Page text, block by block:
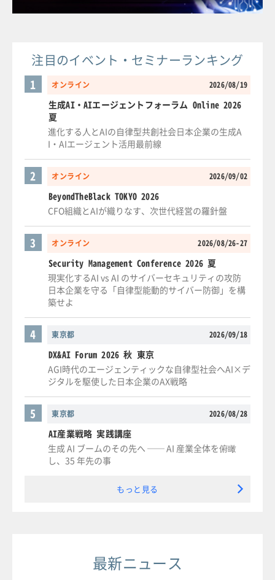
注目のイベント・セミナーランキング
オンライン 2026/08/19
1
生成AI・AIエージェントフォーラム Online 2026
夏
進化する人とAIの自律型共創社会日本企業の生成A
I・AIエージェント活用最前線
オンライン 2026/09/02
2
BeyondTheBlack TOKYO 2026
CFO組織とAIが織りなす、次世代経営の羅針盤
オンライン 2026/08/26-27
3
Security Management Conference 2026 夏
現実化するAI vs AI のサイバーセキュリティの攻防
日本企業を守る「自律型能動的サイバー防御」を構
築せよ
東京都 2026/09/18
4
DX&AI Forum 2026 秋 東京
AGI時代のエージェンティックな自律型社会へAI×デ
ジタルを駆使した日本企業のAX戦略
東京都 2026/08/28
5
AI産業戦略 実践講座
生成 AI ブームのその先へ ── AI 産業全体を俯瞰
し、35 年先の事
もっと見る
最新ニュース